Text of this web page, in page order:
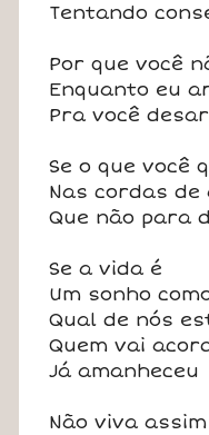
Tentando
Por que você
Enquanto eu
Pra você
Se o que você
Nas cordas de
Que não para
Se a vida é
Um sonho
Qual de nós
Quem vai
Já amanheceu
Não viva assim